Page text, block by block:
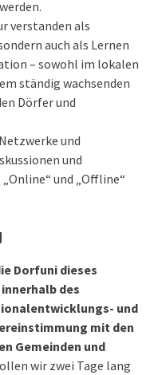
verstanden als
auch als Lernen
– sowohl im lokalen
ständig wachsenden
Dörfer und
und
und
und „Offline“
Dorfuni dieses
des
und
mit den
Gemeinden und
wir zwei Tage lang